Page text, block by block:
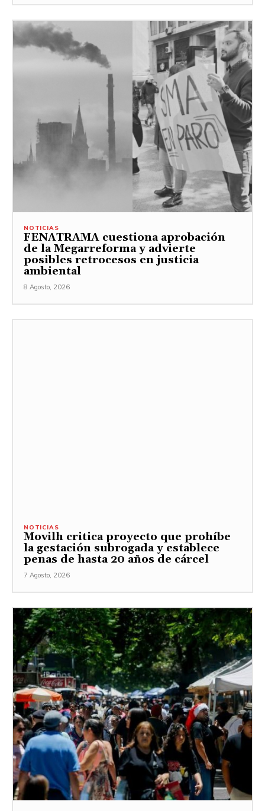
NOTICIAS
FENATRAMA cuestiona aprobación
de la Megarreforma y advierte
posibles retrocesos en justicia
ambiental
8 Agosto, 2026
NOTICIAS
Movilh critica proyecto que prohíbe
la gestación subrogada y establece
penas de hasta 20 años de cárcel
7 Agosto, 2026